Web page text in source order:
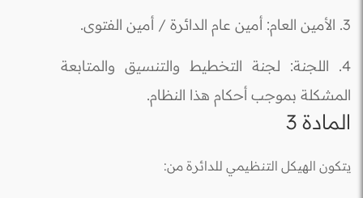
3. الأمين العام: أمين عام الدائرة / أمين الفتوى.
4. اللجنة: لجنة التخطيط والتنسيق والمتابعة
المشكلة بموجب أحكام هذا النظام.
المادة 3
يتكون الهيكل التنظيمي للدائرة من: